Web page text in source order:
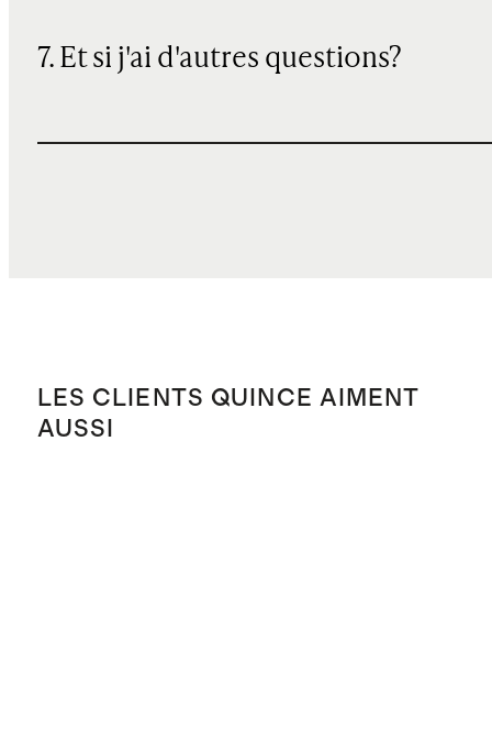
7. Et si j'ai d'autres questions?
LES CLIENTS QUINCE AIMENT
AUSSI